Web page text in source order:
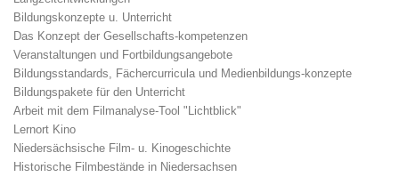
Bildungskonzepte u. Unterricht
Das Konzept der Gesellschafts-kompetenzen
Veranstaltungen und Fortbildungsangebote
Bildungsstandards, Fächercurricula und Medienbildungs-konzepte
Bildungspakete für den Unterricht
Arbeit mit dem Filmanalyse-Tool "Lichtblick"
Lernort Kino
Niedersächsische Film- u. Kinogeschichte
Historische Filmbestände in Niedersachsen